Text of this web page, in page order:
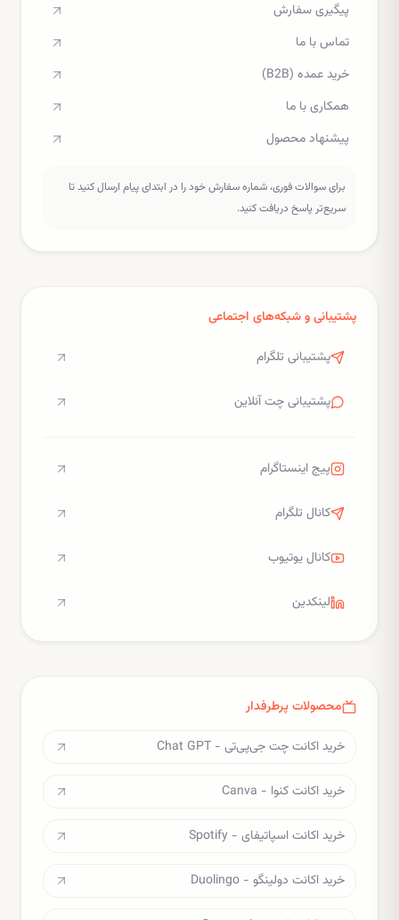
پیگیری سفارش
تماس با ما
خرید عمده (B2B)
همکاری با ما
پیشنهاد محصول
برای سوالات فوری، شماره سفارش خود را در ابتدای پیام ارسال کنید تا
سریع‌تر پاسخ دریافت کنید.
پشتیبانی و شبکه‌های اجتماعی
پشتیبانی تلگرام
پشتیبانی چت آنلاین
پیج اینستاگرام
کانال تلگرام
کانال یوتیوب
لینکدین
محصولات پرطرفدار
خرید اکانت چت جی‌پی‌تی - Chat GPT
خرید اکانت کنوا - Canva
خرید اکانت اسپاتیفای - Spotify
خرید اکانت دولینگو - Duolingo